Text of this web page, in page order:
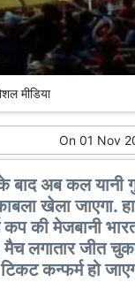
मीडिया
On 01 Nov
अब कल यानी
खेला जाएगा.
कप की मेजबानी
मैच लगातार जीत
कन्फर्म हो